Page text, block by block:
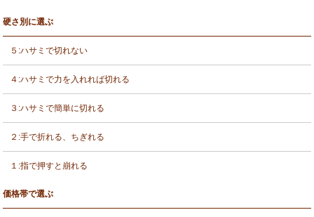
硬さ別に選ぶ
５:ハサミで切れない
４:ハサミで力を入れれば切れる
３:ハサミで簡単に切れる
２:手で折れる、ちぎれる
１:指で押すと崩れる
価格帯で選ぶ